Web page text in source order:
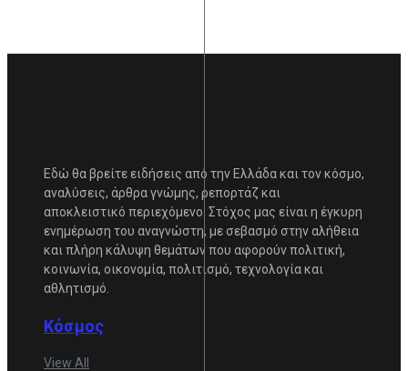
Εδώ θα βρείτε ειδήσεις από την Ελλάδα και τον κόσμο,
αναλύσεις, άρθρα γνώμης, ρεπορτάζ και
αποκλειστικό περιεχόμενο. Στόχος μας είναι η έγκυρη
ενημέρωση του αναγνώστη, με σεβασμό στην αλήθεια
και πλήρη κάλυψη θεμάτων που αφορούν πολιτική,
κοινωνία, οικονομία, πολιτισμό, τεχνολογία και
αθλητισμό.
Κόσμος
View All